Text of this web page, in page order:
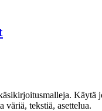
Käytä
väriä, tekstiä, asettelua.